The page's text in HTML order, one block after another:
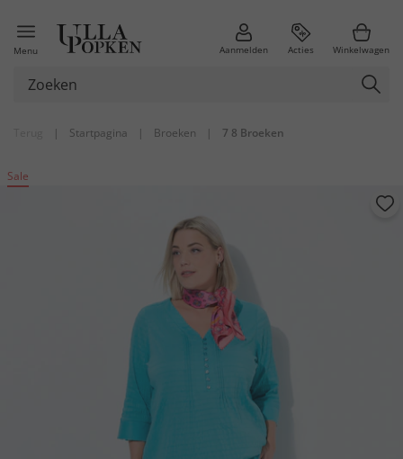
Menu Aanmelden Acties Winkelwagen
| Startpagina | Broeken | 7 8 Broeken
Sale